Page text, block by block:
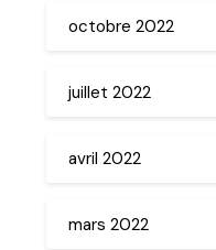
octobre 2022
juillet 2022
avril 2022
mars 2022